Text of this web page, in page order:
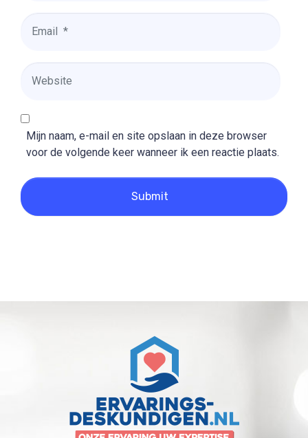
Mijn naam, e-mail en site opslaan in deze browser
voor de volgende keer wanneer ik een reactie plaats.
Submit